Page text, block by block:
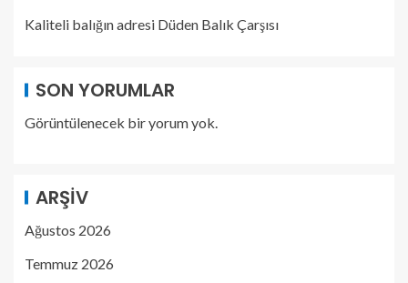
Kaliteli balığın adresi Düden Balık Çarşısı
SON YORUMLAR
Görüntülenecek bir yorum yok.
ARŞIV
Ağustos 2026
Temmuz 2026